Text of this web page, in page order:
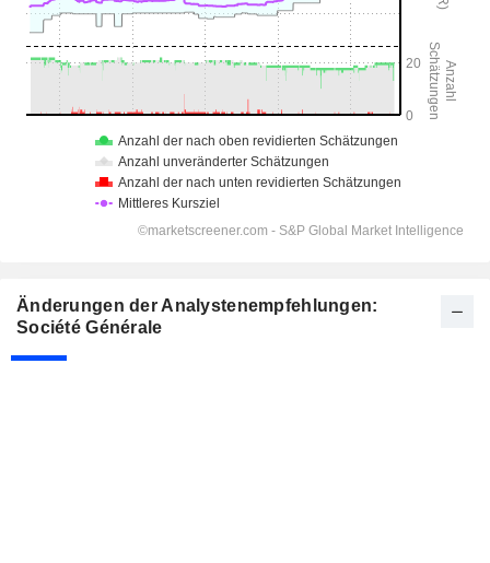
Änderungen der Analystenempfehlungen:
Société Générale